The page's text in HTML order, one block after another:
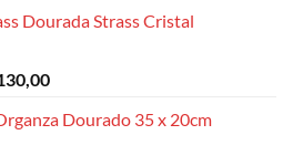
Dourada Strass Cristal
Faixa
preço:
Dourado 35 x 20cm